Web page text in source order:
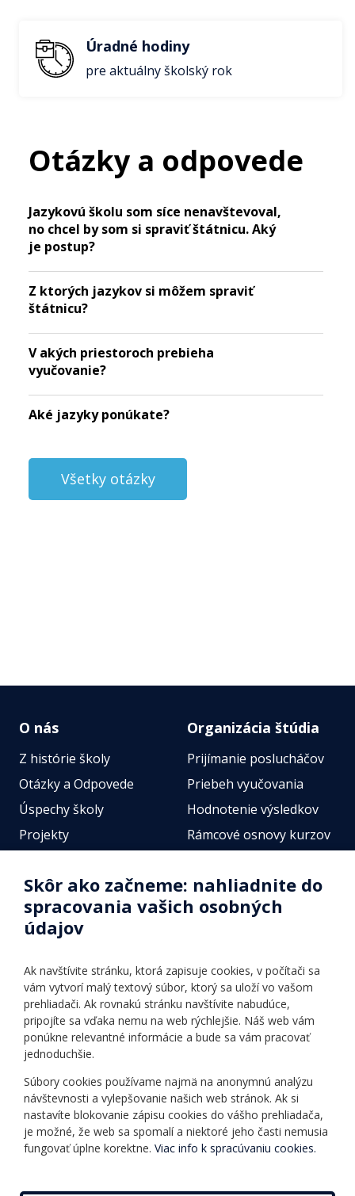
Úradné hodiny
pre aktuálny školský rok
Otázky a odpovede
Jazykovú školu som síce nenavštevoval,
no chcel by som si spraviť štátnicu. Aký
je postup?
Z ktorých jazykov si môžem spraviť
štátnicu?
V akých priestoroch prebieha
vyučovanie?
Aké jazyky ponúkate?
Všetky otázky
O nás
Z histórie školy
Otázky a Odpovede
Úspechy školy
Projekty
Fotogalérie
Identifikačné údaje školy
Úradné hodiny
Vnútorný poriadok
Organizácia štúdia
Prijímanie poslucháčov
Priebeh vyučovania
Hodnotenie výsledkov
Rámcové osnovy kurzov
Online testy
Ponuka jazykov
Informácie o kurzoch
Online testy
Ako si vybrať a kúpiť
kurz
Príspevky
Rozvrh hodín
Ochrana osobných
údajov
Všeobecné obchodné
podmienky
Skôr ako začneme: nahliadnite do
spracovania vašich osobných
údajov
Ak navštívite stránku, ktorá zapisuje cookies, v počítači sa
vám vytvorí malý textový súbor, ktorý sa uloží vo vašom
prehliadači. Ak rovnakú stránku navštívite nabudúce,
pripojíte sa vďaka nemu na web rýchlejšie. Náš web vám
ponúkne relevantné informácie a bude sa vám pracovať
jednoduchšie.
Súbory cookies používame najmä na anonymnú analýzu
návštevnosti a vylepšovanie našich web stránok. Ak si
nastavíte blokovanie zápisu cookies do vášho prehliadača,
je možné, že web sa spomalí a niektoré jeho časti nemusia
fungovať úplne korektne. Viac info k spracúvaniu cookies.